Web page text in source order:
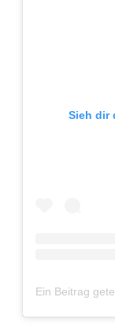
Sieh dir
Ein Beitrag